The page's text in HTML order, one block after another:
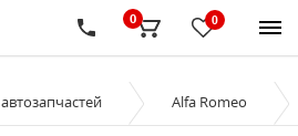
0
0
Alfa Romeo